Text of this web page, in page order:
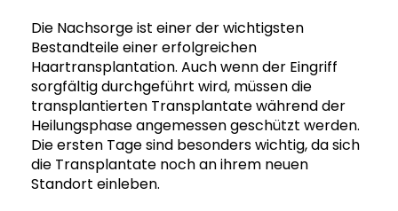
Die Nachsorge ist einer der wichtigsten
Bestandteile einer erfolgreichen
Haartransplantation. Auch wenn der Eingriff
sorgfältig durchgeführt wird, müssen die
transplantierten Transplantate während der
Heilungsphase angemessen geschützt werden.
Die ersten Tage sind besonders wichtig, da sich
die Transplantate noch an ihrem neuen
Standort einleben.